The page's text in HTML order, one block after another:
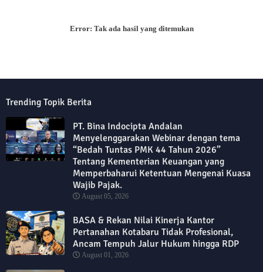
Error: Tak ada hasil yang ditemukan
Trending Topik Berita
PT. Bina Indocipta Andalan
Menyelenggarakan Webinar dengan tema
“Bedah Tuntas PMK 44 Tahun 2026”
Tentang Kementerian Keuangan yang
Memperbaharui Ketentuan Mengenai Kuasa
Wajib Pajak.
August 05, 2026
BASA & Rekan Nilai Kinerja Kantor
Pertanahan Kotabaru Tidak Profesional,
Ancam Tempuh Jalur Hukum hingga RDP
August 01, 2026